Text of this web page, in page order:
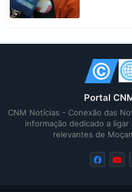
Portal
CNM Notícias - Conexão das
informação dedicado a
relevantes de